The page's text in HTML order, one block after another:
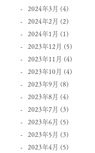
2024年3月 (4)
2024年2月 (2)
2024年1月 (1)
2023年12月 (5)
2023年11月 (4)
2023年10月 (4)
2023年9月 (8)
2023年8月 (4)
2023年7月 (3)
2023年6月 (5)
2023年5月 (3)
2023年4月 (5)